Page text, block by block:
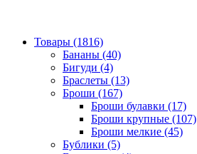
Товары (1816)
Бананы (40)
Бигуди (4)
Браслеты (13)
Броши (167)
Броши булавки (17)
Броши крупные (107)
Броши мелкие (45)
Бублики (5)